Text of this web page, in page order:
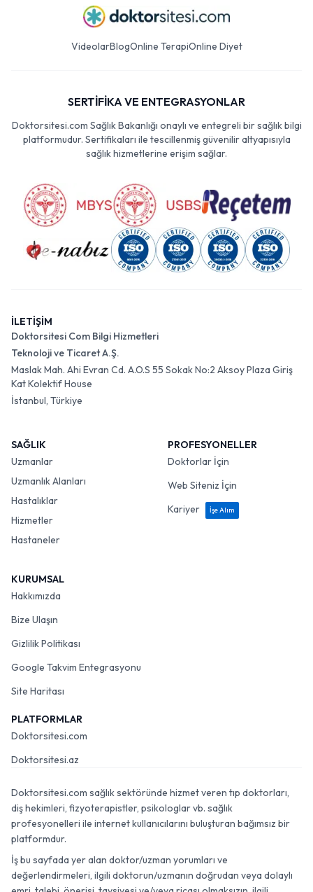
VideolarBlogOnline TerapiOnline Diyet
SERTİFİKA VE ENTEGRASYONLAR
Doktorsitesi.com Sağlık Bakanlığı onaylı ve entegreli bir sağlık bilgi
platformudur. Sertifikaları ile tescillenmiş güvenilir altyapısıyla
sağlık hizmetlerine erişim sağlar.
İLETİŞİM
Doktorsitesi Com Bilgi Hizmetleri
Teknoloji ve Ticaret A.Ş.
Maslak Mah. Ahi Evran Cd. A.O.S 55 Sokak No:2 Aksoy Plaza Giriş
Kat Kolektif House
İstanbul, Türkiye
SAĞLIK
Uzmanlar
Uzmanlık Alanları
Hastalıklar
Hizmetler
Hastaneler
PROFESYONELLER
Doktorlar İçin
Web Siteniz İçin
Kariyer
İşe Alım
KURUMSAL
Hakkımızda
Bize Ulaşın
Gizlilik Politikası
Google Takvim Entegrasyonu
Site Haritası
PLATFORMLAR
Doktorsitesi.com
Doktorsitesi.az
Doktorsitesi.com sağlık sektöründe hizmet veren tıp doktorları,
diş hekimleri, fizyoterapistler, psikologlar vb. sağlık
profesyonelleri ile internet kullanıcılarını buluşturan bağımsız bir
platformdur.
İş bu sayfada yer alan doktor/uzman yorumları ve
değerlendirmeleri, ilgili doktorun/uzmanın doğrudan veya dolaylı